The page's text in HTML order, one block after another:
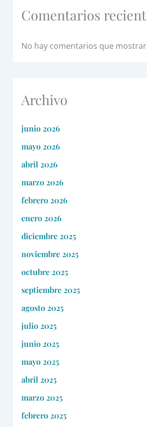
Comentarios
No hay comentarios que
Archivo
junio 2026
mayo 2026
abril 2026
marzo 2026
febrero 2026
enero 2026
diciembre 2025
noviembre 2025
octubre 2025
septiembre 2025
agosto 2025
julio 2025
junio 2025
mayo 2025
abril 2025
marzo 2025
febrero 2025